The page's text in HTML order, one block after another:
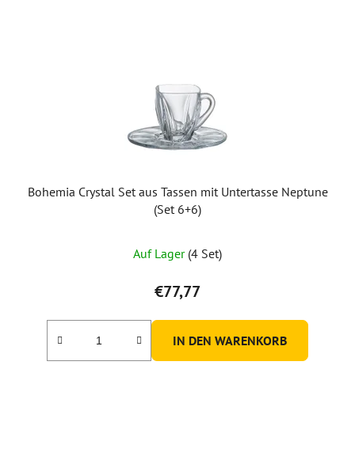
Bohemia Crystal Set aus Tassen mit Untertasse Neptune
(Set 6+6)
Auf Lager (4 Set)
€77,77
IN DEN WARENKORB